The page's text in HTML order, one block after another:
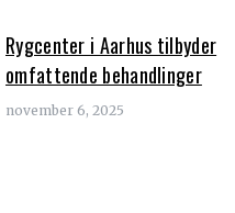
Rygcenter i Aarhus tilbyder
omfattende behandlinger
november 6, 2025